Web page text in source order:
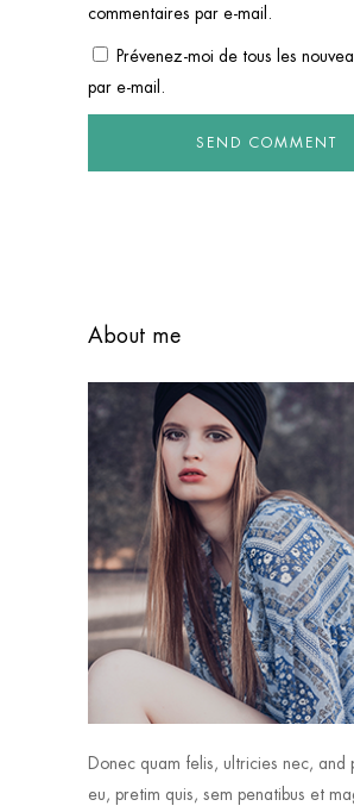
commentaires par e-mail.
Prévenez-moi de tous les
par e-mail.
About me
Donec quam felis, ultricies nec, and
eu, pretim quis, sem penatibus et